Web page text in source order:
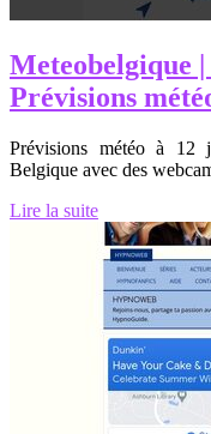
Meteobel­gi­que
Prévisions
Prévisions météo à 12
Belgique avec des
Lire la suite